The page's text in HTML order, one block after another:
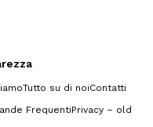
Tutto su di noiContatti
FrequentiPrivacy – old